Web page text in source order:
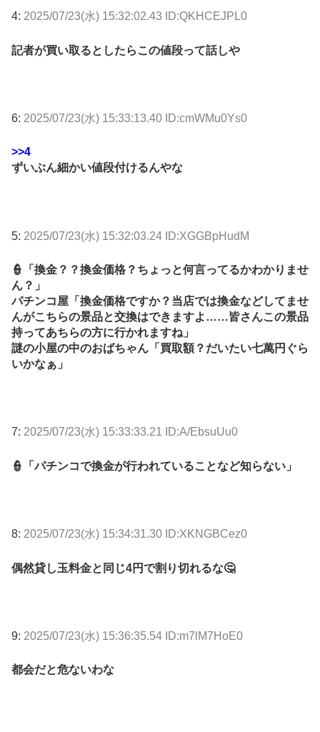
4: 2025/07/23(水) 15:32:02.43 ID:QKHCEJPL0
記者が買い取るとしたらこの値段って話しや
6: 2025/07/23(水) 15:33:13.40 ID:cmWMu0Ys0
>>4
ずいぶん細かい値段付けるんやな
5: 2025/07/23(水) 15:32:03.24 ID:XGGBpHudM
👮「換金？？換金価格？ちょっと何言ってるかわかりませ
ん？」
パチンコ屋「換金価格ですか？当店では換金などしてませ
んがこちらの景品と交換はできますよ……皆さんこの景品
持ってあちらの方に行かれますね」
謎の小屋の中のおばちゃん「買取額？だいたい七萬円ぐら
いかなぁ」
7: 2025/07/23(水) 15:33:33.21 ID:A/EbsuUu0
👮「パチンコで換金が行われていることなど知らない」
8: 2025/07/23(水) 15:34:31.30 ID:XKNGBCez0
偶然貸し玉料金と同じ4円で割り切れるな🤔
9: 2025/07/23(水) 15:36:35.54 ID:m7lM7HoE0
都会だと危ないわな